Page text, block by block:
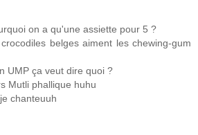
on a qu'une assiette pour 5 ?
belges aiment les chewing-gum
UMP ça veut dire quoi ?
Mutli phallique huhu
chanteuuh